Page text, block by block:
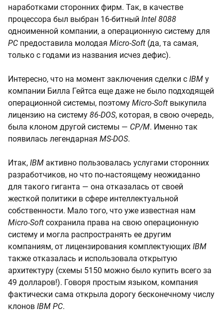
наработками сторонних фирм. Так, в качестве
процессора был выбран 16-битный Intel 8088
одноименной компании, а операционную систему для
PC предоставила молодая Micro-Soft (да, та самая,
только с годами из названия исчез дефис).
Интересно, что на момент заключения сделки с IBM у
компании Билла Гейтса еще даже не было подходящей
операционной системы, поэтому Micro-Soft выкупила
лицензию на систему 86-DOS, которая, в свою очередь,
была клоном другой системы — CP/M. Именно так
появилась легендарная MS-DOS.
Итак, IBM активно пользовалась услугами сторонних
разработчиков, но что по-настоящему неожиданно
для такого гиганта — она отказалась от своей
жесткой политики в сфере интеллектуальной
собственности. Мало того, что уже известная нам
Micro-Soft сохранила права на свою операционную
систему и могла распространять ее другим
компаниям, от лицензирования комплектующих IBM
также отказалась и использовала открытую
архитектуру (схемы 5150 можно было купить всего за
49 долларов!). Говоря простым языком, компания
фактически сама открыла дорогу бесконечному числу
клонов IBM PC.